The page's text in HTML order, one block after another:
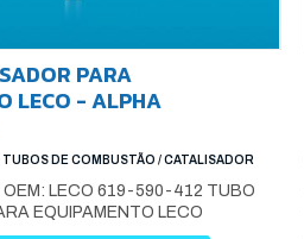
PARA
LECO - ALPHA
TUBOS DE COMBUSTÃO / CATALISADOR
LECO 619-590-412 TUBO
EQUIPAMENTO LECO